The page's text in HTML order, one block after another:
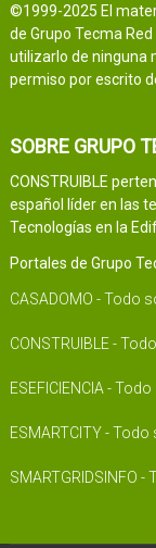
©1999-2025 El
de Grupo Tecma
utilizarlo de ninguna
permiso por escrito
SOBRE GRUPO
CONSTRUIBLE
español líder en las
Tecnologías en la
Portales de Grupo
CASADOMO - Todo
CONSTRUIBLE -
ESEFICIENCIA -
ESMARTCITY -
SMARTGRIDSINFO